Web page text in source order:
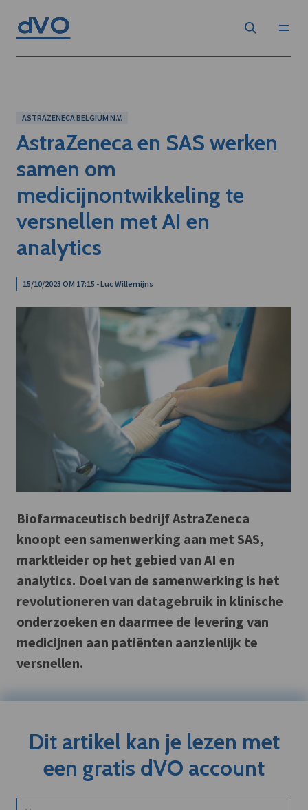
ASTRAZENECA BELGIUM N.V.
AstraZeneca en SAS werken
samen om
medicijnontwikkeling te
versnellen met AI en
analytics
15/10/2023 OM 17:15 - Luc Willemijns
Biofarmaceutisch bedrijf AstraZeneca
knoopt een samenwerking aan met SAS,
marktleider op het gebied van AI en
analytics. Doel van de samenwerking is het
revolutioneren van datagebruik in klinische
onderzoeken en daarmee de levering van
medicijnen aan patiënten aanzienlijk te
versnellen.
Dit artikel kan je lezen met
een gratis dVO account